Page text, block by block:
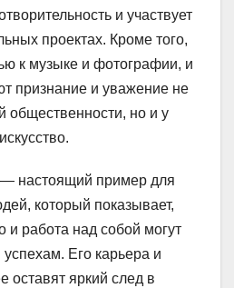
и участвует
проектах. Кроме того,
к музыке и фотографии, и
признание и уважение не
общественности, но и у
настоящий пример для
который показывает,
и работа над собой могут
Его карьера и
оставят яркий след в